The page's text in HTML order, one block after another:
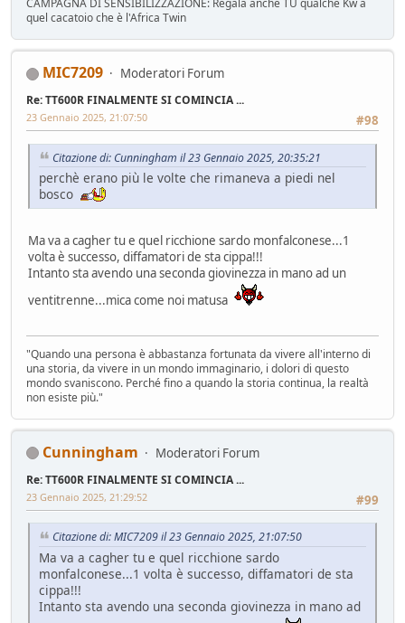
CAMPAGNA DI SENSIBILIZZAZIONE: Regala anche TU qualche Kw a
quel cacatoio che è l'Africa Twin
MIC7209 Moderatori Forum
Re: TT600R FINALMENTE SI COMINCIA ...
#98
23 Gennaio 2025, 21:07:50
Citazione di: Cunningham il 23 Gennaio 2025, 20:35:21
perchè erano più le volte che rimaneva a piedi nel
bosco
Ma va a cagher tu e quel ricchione sardo monfalconese...1
volta è successo, diffamatori de sta cippa!!!
Intanto sta avendo una seconda giovinezza in mano ad un
ventitrenne...mica come noi matusa
"Quando una persona è abbastanza fortunata da vivere all'interno di
una storia, da vivere in un mondo immaginario, i dolori di questo
mondo svaniscono. Perché fino a quando la storia continua, la realtà
non esiste più."
Cunningham Moderatori Forum
Re: TT600R FINALMENTE SI COMINCIA ...
#99
23 Gennaio 2025, 21:29:52
Citazione di: MIC7209 il 23 Gennaio 2025, 21:07:50
Ma va a cagher tu e quel ricchione sardo
monfalconese...1 volta è successo, diffamatori de sta
cippa!!!
Intanto sta avendo una seconda giovinezza in mano ad